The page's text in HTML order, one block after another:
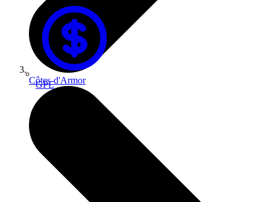
GPL
Côtes-d'Armor